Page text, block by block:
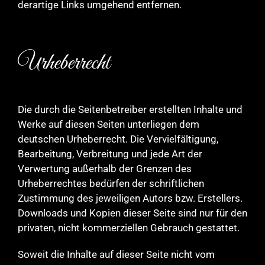
derartige Links umgehend entfernen.
Urheberrecht
Die durch die Seitenbetreiber erstellten Inhalte und
Werke auf diesen Seiten unterliegen dem
deutschen Urheberrecht. Die Vervielfältigung,
Bearbeitung, Verbreitung und jede Art der
Verwertung außerhalb der Grenzen des
Urheberrechtes bedürfen der schriftlichen
Zustimmung des jeweiligen Autors bzw. Erstellers.
Downloads und Kopien dieser Seite sind nur für den
privaten, nicht kommerziellen Gebrauch gestattet.
Soweit die Inhalte auf dieser Seite nicht vom